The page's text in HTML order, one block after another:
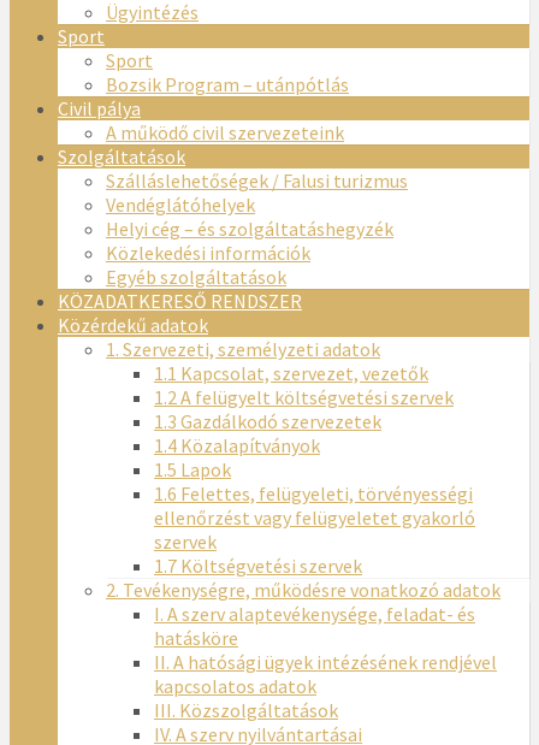
Ügyintézés
Sport
Sport
Bozsik Program – utánpótlás
Civil pálya
A működő civil szervezeteink
Szolgáltatások
Szálláslehetőségek / Falusi turizmus
Vendéglátóhelyek
Helyi cég – és szolgáltatáshegyzék
Közlekedési információk
Egyéb szolgáltatások
KÖZADATKERESŐ RENDSZER
Közérdekű adatok
1. Szervezeti, személyzeti adatok
1.1 Kapcsolat, szervezet, vezetők
1.2 A felügyelt költségvetési szervek
1.3 Gazdálkodó szervezetek
1.4 Közalapítványok
1.5 Lapok
1.6 Felettes, felügyeleti, törvényességi
ellenőrzést vagy felügyeletet gyakorló
szervek
1.7 Költségvetési szervek
2. Tevékenységre, működésre vonatkozó adatok
I. A szerv alaptevékenysége, feladat- és
hatásköre
II. A hatósági ügyek intézésének rendjével
kapcsolatos adatok
III. Közszolgáltatások
IV. A szerv nyilvántartásai